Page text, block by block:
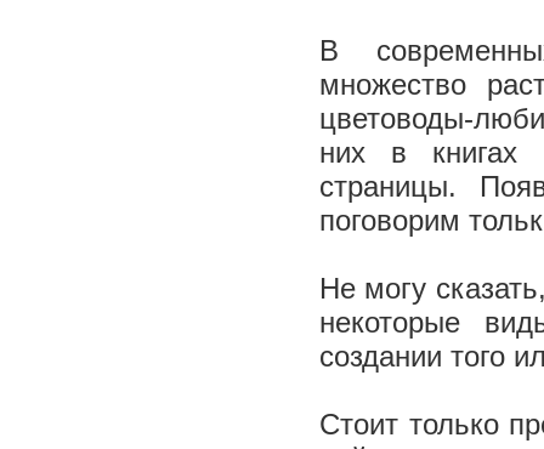
В
множество
цветоводы-
них в книгах
страницы.
поговорим
Не могу
некоторые
создании того
Стоит только